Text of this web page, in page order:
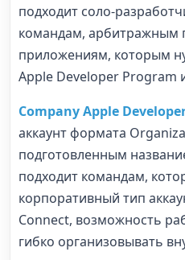
подходит соло-
командам, арбитражным
приложениям, которым
Apple Developer Program
Company Apple
аккаунт формата
подготовленным
подходит командам,
корпоративный тип
Connect, возможность
гибко организовывать